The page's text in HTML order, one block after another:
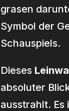
grasen
Symbol der
Schauspiels.
Dieses
absoluter
ausstrahlt. Es